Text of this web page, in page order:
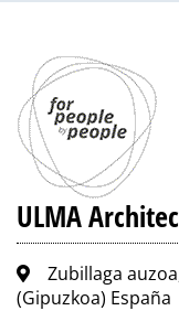
ULMA
Zubillaga
(Gipuzkoa) España